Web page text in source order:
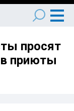
просят
приюты